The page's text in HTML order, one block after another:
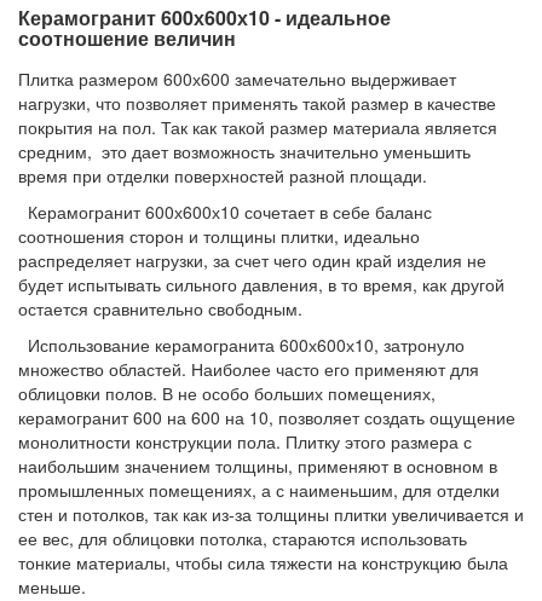
Керамогранит 600х600х10 - идеальное
соотношение величин
Плитка размером 600х600 замечательно выдерживает
нагрузки, что позволяет применять такой размер в качестве
покрытия на пол. Так как такой размер материала является
средним, это дает возможность значительно уменьшить
время при отделки поверхностей разной площади.
Керамогранит 600х600х10 сочетает в себе баланс
соотношения сторон и толщины плитки, идеально
распределяет нагрузки, за счет чего один край изделия не
будет испытывать сильного давления, в то время, как другой
остается сравнительно свободным.
Использование керамогранита 600х600х10, затронуло
множество областей. Наиболее часто его применяют для
облицовки полов. В не особо больших помещениях,
керамогранит 600 на 600 на 10, позволяет создать ощущение
монолитности конструкции пола. Плитку этого размера с
наибольшим значением толщины, применяют в основном в
промышленных помещениях, а с наименьшим, для отделки
стен и потолков, так как из-за толщины плитки увеличивается и
ее вес, для облицовки потолка, стараются использовать
тонкие материалы, чтобы сила тяжести на конструкцию была
меньше.